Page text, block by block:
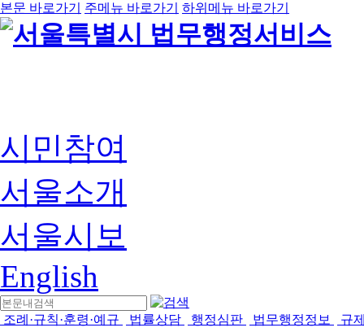
본문 바로가기 주메뉴 바로가기 하위메뉴 바로가기
시민참여
서울소개
서울시보
English
조례·규칙·훈령·예규 법률상담 행정심판 법무행정정보 규